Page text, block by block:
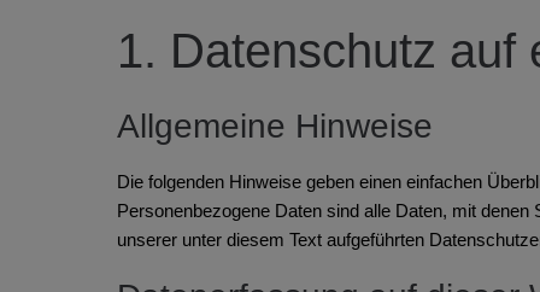
1. Datenschutz auf
Allgemeine Hinweise
Die folgenden Hinweise geben einen einfachen
Personenbezogene Daten sind alle Daten, mit
unserer unter diesem Text aufgeführten